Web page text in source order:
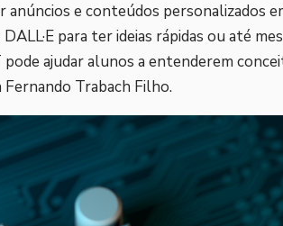
anúncios e conteúdos personalizados
para ter ideias rápidas ou até
pode ajudar alunos a entenderem
Trabach Filho.